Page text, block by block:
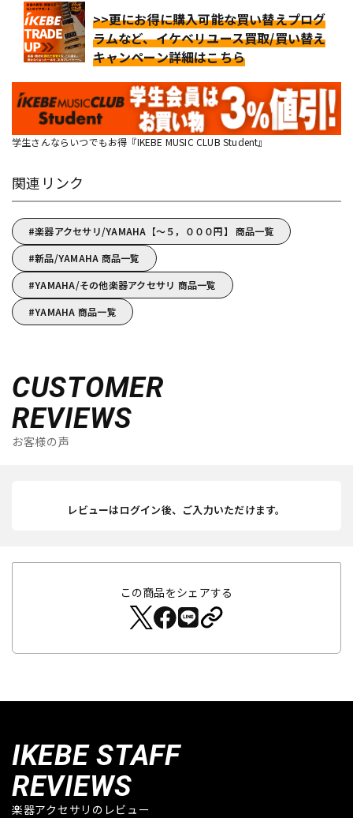
>>更にお得に購入可能な買い替えプログ
ラムなど、イケベリユース買取/買い替え
キャンペーン詳細はこちら
学生さんならいつでもお得『IKEBE MUSIC CLUB Student』
関連リンク
楽器アクセサリ/YAMAHA【～５，０００円】 商品一覧
新品/YAMAHA 商品一覧
YAMAHA/その他楽器アクセサリ 商品一覧
YAMAHA 商品一覧
CUSTOMER
REVIEWS
お客様の声
レビューはログイン後、ご入力いただけます。
この商品をシェアする
IKEBE STAFF
REVIEWS
楽器アクセサリのレビュー